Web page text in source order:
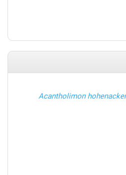
Acantholimon